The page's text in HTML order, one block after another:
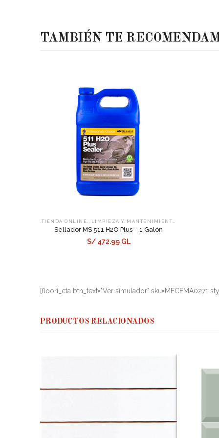
TAMBIÉN TE
.TIENDA ONLINE. , LIMPIEZA Y MANTENIMIENTO
Sellador MS 511 H2O Plus – 1 Galón
S/ 472.99 GL
[floori_cta btn_text="Ver simulador" sku=MECEMA0271
PRODUCTOS RELACIONADOS